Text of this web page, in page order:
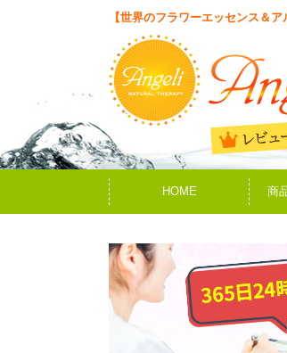
【世界のフラワーエッセンス＆
HOME 商